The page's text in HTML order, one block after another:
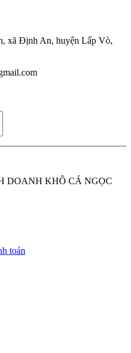
xã Định An, huyện Lấp Vò,
DOANH KHÔ CÁ NGỌC
toán